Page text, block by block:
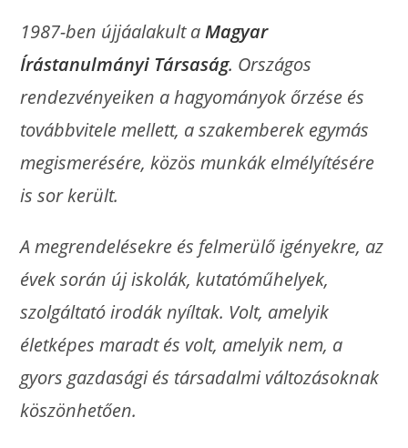
1987-ben újjáalakult aMagyar
Írástanulmányi Társaság. Országos
rendezvényeiken a hagyományok őrzése és
továbbvitele mellett, a szakemberek egymás
megismerésére, közös munkák elmélyítésére
is sor került.
A megrendelésekre és felmerülő igényekre, az
évek során új iskolák, kutatóműhelyek,
szolgáltató irodák nyíltak. Volt, amelyik
életképes maradt és volt, amelyik nem, a
gyors gazdasági és társadalmi változásoknak
köszönhetően.